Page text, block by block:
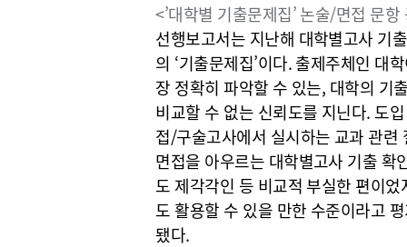
<’대학별 기출문제집’ 논술/면접 문
선행보고서는 지난해 대학별고사 기
의 ‘기출문제집’이다. 출제주체인 대
장 정확히 파악할 수 있는, 대학의 기
비교할 수 없는 신뢰도를 지닌다. 도
접/구술고사에서 실시하는 교과 관
면접을 아우르는 대학별고사 기출 확
도 제각각인 등 비교적 부실한 편이
도 활용할 수 있을 만한 수준이라고
됐다.